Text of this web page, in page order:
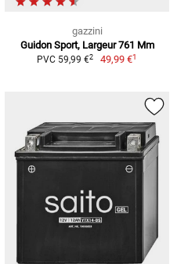
gazzini
Guidon Sport, Largeur 761 Mm
PVC 59,99 €2 49,99 €1